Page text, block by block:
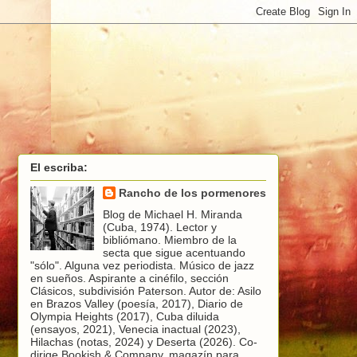
El escriba:
Rancho de los pormenores
Blog de Michael H. Miranda
(Cuba, 1974). Lector y
bibliómano. Miembro de la
secta que sigue acentuando
"sólo". Alguna vez periodista. Músico de jazz
en sueños. Aspirante a cinéfilo, sección
Clásicos, subdivisión Paterson. Autor de: Asilo
en Brazos Valley (poesía, 2017), Diario de
Olympia Heights (2017), Cuba diluida
(ensayos, 2021), Venecia inactual (2023),
Hilachas (notas, 2024) y Deserta (2026). Co-